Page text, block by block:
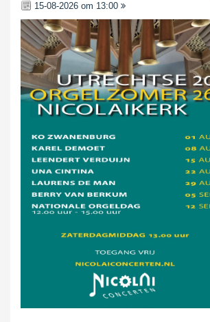
15-08-2026 om 13:00